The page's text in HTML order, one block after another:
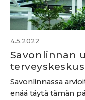
4.5.2022
Savonlinnan
terveyskeskus
Savonlinnassa
enää täytä tämän